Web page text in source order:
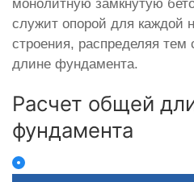
монолитную замкнутую
служит опорой для каждой
строения, распределяя тем
длине фундамента.
Расчет общей
фундамента